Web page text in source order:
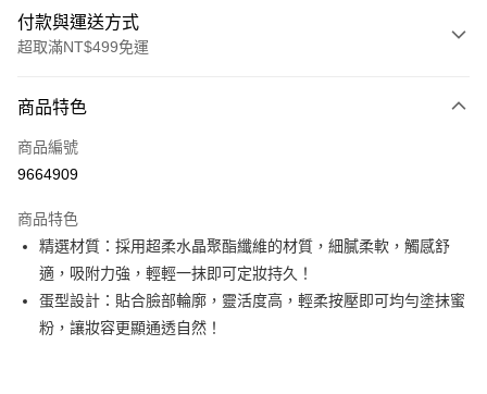
付款與運送方式
超取滿NT$499免運
信用卡一次付款
信用卡分期付款
合作金庫商業銀行
華南商業銀行
彰化商業銀行
上海商業儲蓄銀行
台北富邦商業銀行
國泰世華商業銀行
兆豐國際商業銀行
臺灣中小企業銀行
超商取貨付款
LINE Pay
Apple Pay
商品特色
商品編號
9664909
商品特色
精選材質：採用超柔水晶聚酯纖維的材質，細膩柔軟，觸感舒
適，吸附力強，輕輕一抹即可定妝持久！
蛋型設計：貼合臉部輪廓，靈活度高，輕柔按壓即可均勻塗抹蜜
粉，讓妝容更顯通透自然！